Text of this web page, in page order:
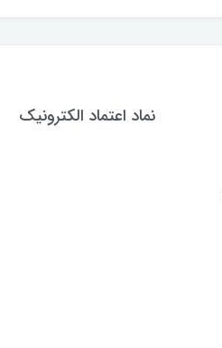
نماد اعتماد الکترونیک